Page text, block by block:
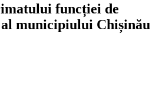
funcției de
municipiului Chișinău